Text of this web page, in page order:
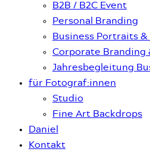
B2B / B2C Event
Personal Branding
Business Portraits
Corporate Branding
Jahresbegleitung
für Fotograf:innen
Studio
Fine Art Backdrops
Daniel
Kontakt